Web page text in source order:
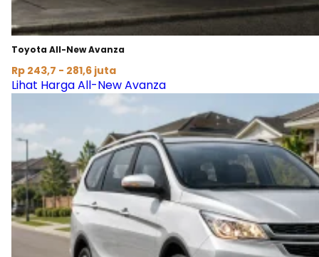
Toyota All-New Avanza
Rp 243,7 - 281,6 juta
Lihat Harga All-New Avanza